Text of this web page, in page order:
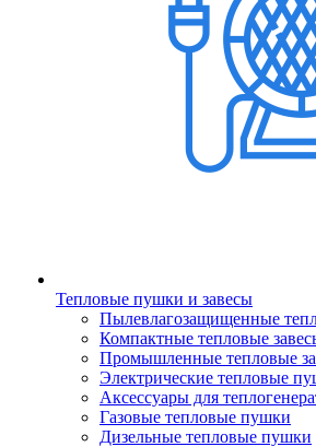
Тепловые пушки и завесы
Пылевлагозащищенные
Компактные тепловые
Промышленные тепловые
Электрические тепловые
Аксессуары для
Газовые тепловые пушки
Дизельные тепловые пушки